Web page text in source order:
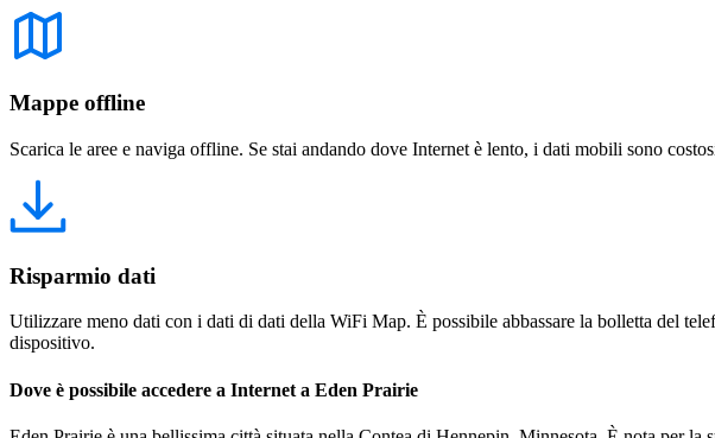
Mappe offline
Scarica le aree e naviga offline. Se stai andando dove Internet è lento, i dati mobili sono
Risparmio dati
Utilizzare meno dati con i dati di dati della WiFi Map. È possibile abbassare la bolletta del
dispositivo.
Dove è possibile accedere a Internet a Eden Prairie